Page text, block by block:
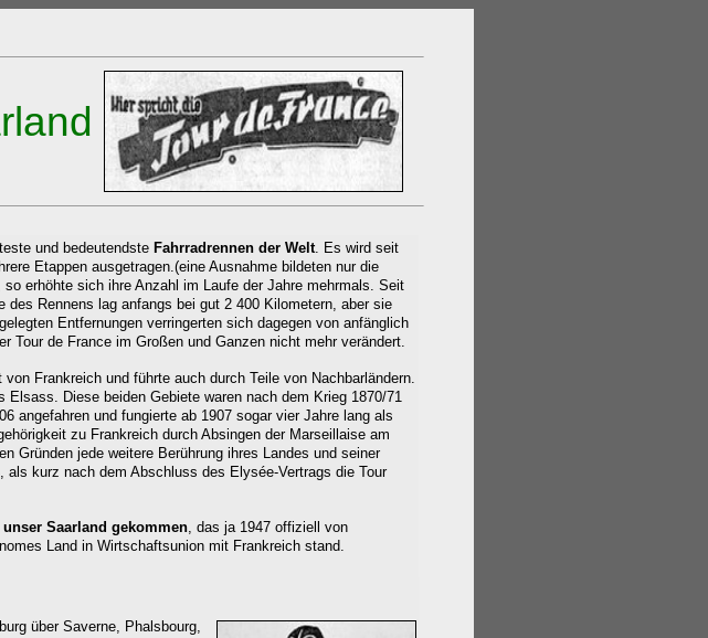
und bedeutendste Fahrradrennen der Welt. Es wird seit
Etappen ausgetragen.(eine Ausnahme bildeten nur die
erhöhte sich ihre Anzahl im Laufe der Jahre mehrmals. Seit
Rennens lag anfangs bei gut 2 400 Kilometern, aber sie
Entfernungen verringerten sich dagegen von anfänglich
Tour de France im Großen und Ganzen nicht mehr verändert.
Frankreich und führte auch durch Teile von Nachbarländern.
Elsass. Diese beiden Gebiete waren nach dem Krieg 1870/71
angefahren und fungierte ab 1907 sogar vier Jahre lang als
zu Frankreich durch Absingen der Marseillaise am
Gründen jede weitere Berührung ihres Landes und seiner
kurz nach dem Abschluss des Elysée-Vertrags die Tour
unser Saarland gekommen, das ja 1947 offiziell von
Land in Wirtschaftsunion mit Frankreich stand.
über Saverne, Phalsbourg,